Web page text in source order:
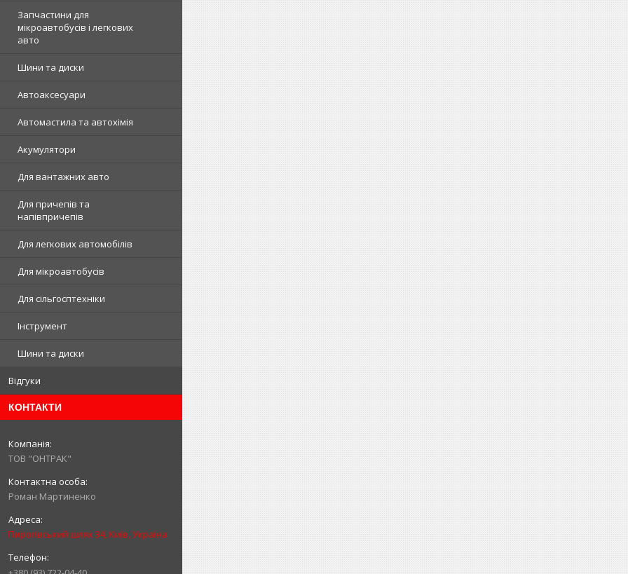
Запчастини для
мікроавтобусів і легкових
авто
Шини та диски
Автоаксесуари
Автомастила та автохімія
Акумулятори
Для вантажних авто
Для причепів та
напівпричепів
Для легкових автомобілів
Для мікроавтобусів
Для сільгосптехніки
Інструмент
Шини та диски
Відгуки
КОНТАКТИ
ТОВ "ОНТРАК"
Роман Мартиненко
Пирогівський шлях 34, Київ, Україна